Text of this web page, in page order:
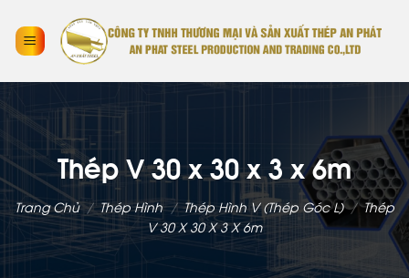
Thép V 30 x 30 x 3 x 6m
Trang Chủ / Thép Hình / Thép Hình V (thép Góc L) / Thép
V 30 X 30 X 3 X 6m